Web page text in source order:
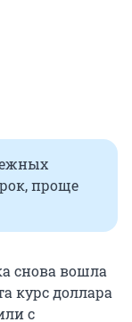
проще
снова вошла
курс доллара
с